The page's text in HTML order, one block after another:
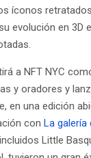
íconos
evolución en 3D
a NFT NYC
y oradores y
en una edición
con La galería
Little